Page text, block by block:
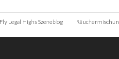
Legal Highs Szeneblog